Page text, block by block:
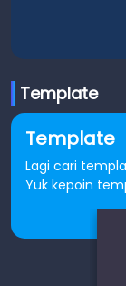
Template
Template
Lagi cari
Yuk kepoin